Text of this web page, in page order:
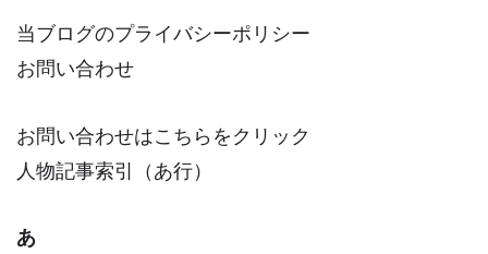
当ブログのプライバシーポリシー
お問い合わせ
お問い合わせはこちらをクリック
人物記事索引（あ行）
あ